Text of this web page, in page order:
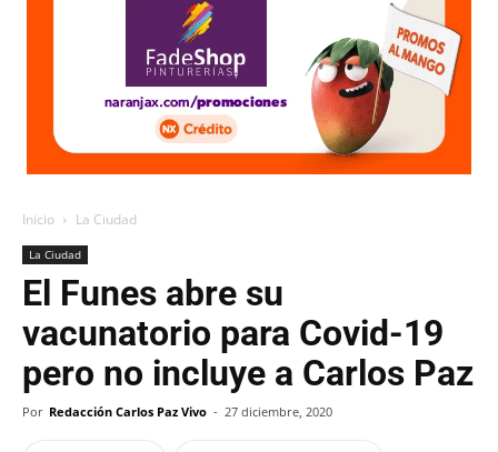
Inicio La Ciudad
La Ciudad
El Funes abre su
vacunatorio para Covid-19
pero no incluye a Carlos Paz
Por Redacción Carlos Paz Vivo - 27 diciembre, 2020